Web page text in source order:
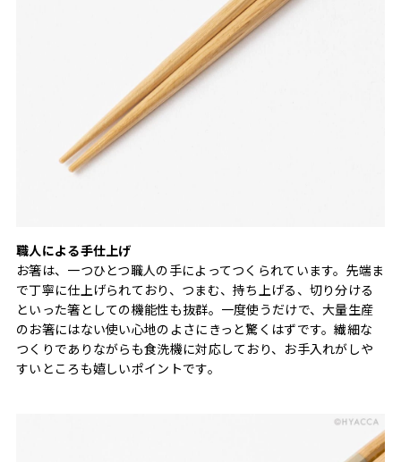
職人による手仕上げ
お箸は、一つひとつ職人の手によってつくられています。先端ま
で丁寧に仕上げられており、つまむ、持ち上げる、切り分ける
といった箸としての機能性も抜群。一度使うだけで、大量生産
のお箸にはない使い心地のよさにきっと驚くはずです。繊細な
つくりでありながらも食洗機に対応しており、お手入れがしや
すいところも嬉しいポイントです。